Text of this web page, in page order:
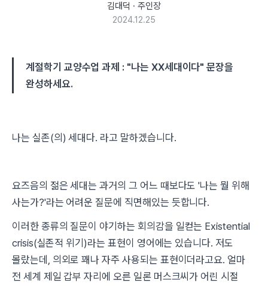
김대덕 · 주인장
2024.12.25
계절학기 교양수업 과제 : "나는 XX세대이다" 문장을
완성하세요.
나는 실존(의) 세대다. 라고 말하겠습니다.
요즈음의 젊은 세대는 과거의 그 어느 때보다도 '나는 뭘 위해
사는가?'라는 어려운 질문에 직면해있는 듯합니다.
이러한 종류의 질문이 야기하는 회의감을 일컫는 Existential
crisis(실존적 위기)라는 표현이 영어에는 있습니다. 저도
몰랐는데, 의외로 꽤나 자주 사용되는 표현이더라고요. 얼마
전 세계 제일 갑부 자리에 오른 일론 머스크씨가 어린 시절